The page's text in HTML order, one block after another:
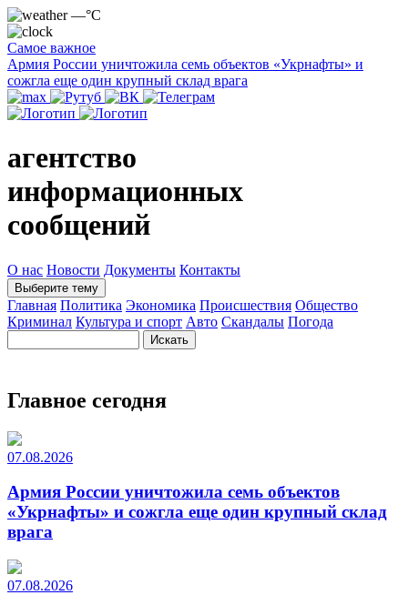
—°C
Самое важное
Армия России уничтожила семь объектов «Укрнафты» и
сожгла еще один крупный склад врага
агентство
информационных
сообщений
О нас Новости Документы Контакты
Выберите тему
Главная Политика Экономика Происшествия Общество
Криминал Культура и спорт Авто Скандалы Погода
Главное сегодня
07.08.2026
Армия России уничтожила семь объектов
«Укрнафты» и сожгла еще один крупный склад
врага
07.08.2026